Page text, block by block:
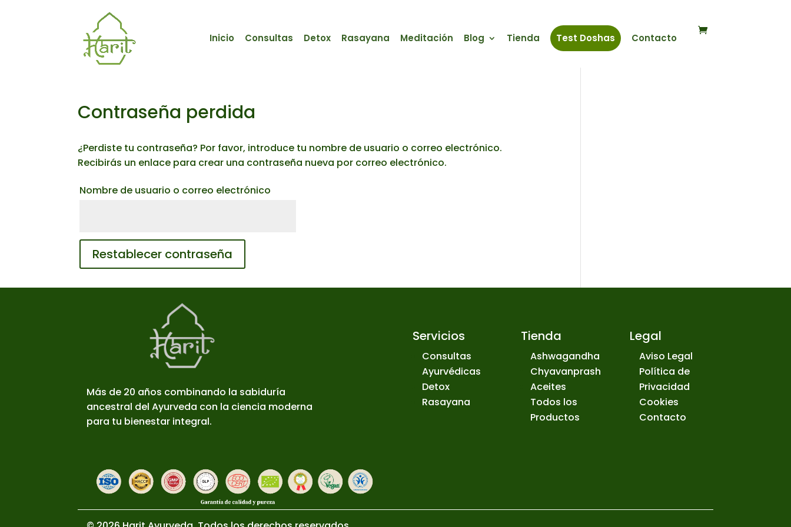
Inicio Consultas Detox Rasayana Meditación Blog Tienda Test Doshas Contacto
Contraseña perdida
¿Perdiste tu contraseña? Por favor, introduce tu nombre de usuario o correo electrónico.
Recibirás un enlace para crear una contraseña nueva por correo electrónico.
Nombre de usuario o correo electrónico
Restablecer contraseña
Más de 20 años combinando la sabiduría
ancestral del Ayurveda con la ciencia moderna
para tu bienestar integral.
Servicios
Consultas
Ayurvédicas
Detox
Rasayana
Tienda
Ashwagandha
Chyavanprash
Aceites
Todos los
Productos
Legal
Aviso Legal
Política de
Privacidad
Cookies
Contacto